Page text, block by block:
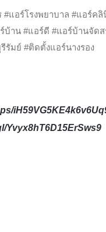
แอร์โรงพยาบาล #แอร์
บ้าน #แอร์ดี #แอร์บ้านจั
รัมย์ #ติดตั้งแอร์นางรอง
Yvyx8hT6D15ErSws9